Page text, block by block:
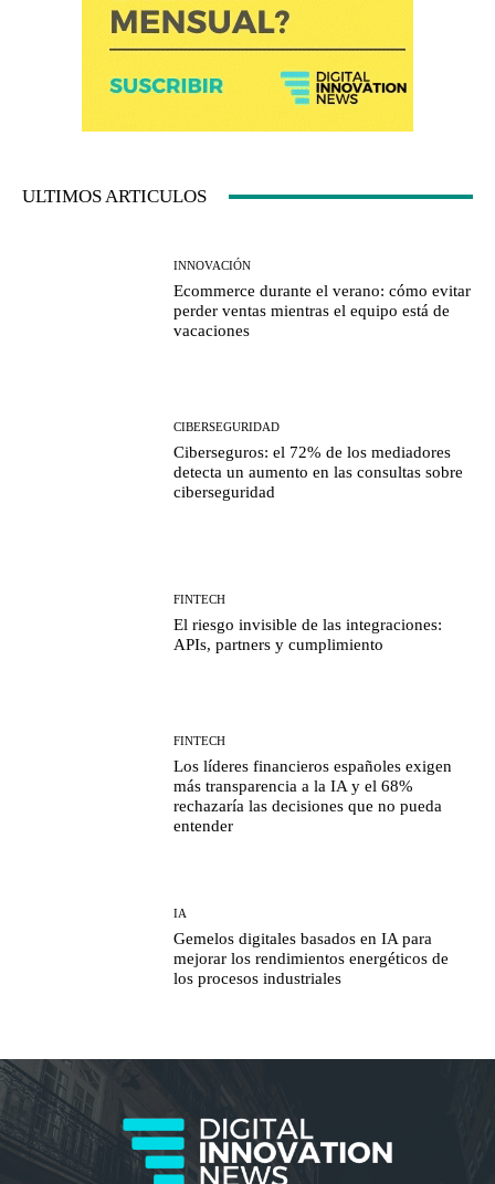
ULTIMOS ARTICULOS
INNOVACIÓN
Ecommerce durante el verano: cómo evitar
perder ventas mientras el equipo está de
vacaciones
CIBERSEGURIDAD
Ciberseguros: el 72% de los mediadores
detecta un aumento en las consultas sobre
ciberseguridad
FINTECH
El riesgo invisible de las integraciones:
APIs, partners y cumplimiento
FINTECH
Los líderes financieros españoles exigen
más transparencia a la IA y el 68%
rechazaría las decisiones que no pueda
entender
IA
Gemelos digitales basados en IA para
mejorar los rendimientos energéticos de
los procesos industriales